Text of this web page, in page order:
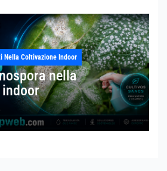
Nella Coltivazione Indoor
nella